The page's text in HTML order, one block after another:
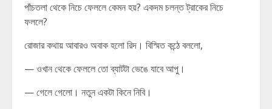
পাঁচতলা থেকে নিচে ফেললে কেমন হয়? একদম চলন্ত ট্রাকের নিচে
ফললে?
রোজার কথায় আবারও অবাক হলো রিদ। বিস্মিত কন্ঠে বললো,
— ওখান থেকে ফেললে তো ব্যাটটা ভেঙে যাবে আপু।
— গেলে গেলো। নতুন একটা কিনে নিবি।